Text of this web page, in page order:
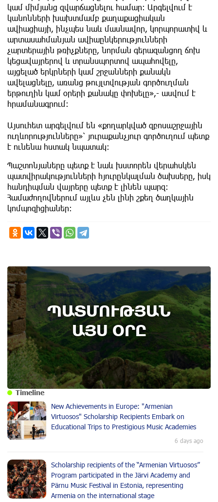
կամ միմյանց զվարճացնելու համար: Արգելվում է
կանոնների խախտմամբ քաղաքացիական
ավիացիայի, ինչպես նաև մասնավոր, կորպորատիվ և
արտասահմանյան ավիաընկերությունների
չարտերային թռիչքները, նորման գերազանցող ճոխ
կեցավայրերով և տրանսպորտով ապահովելը,
այցելած երկրների կամ շրջանների քանակն
ավելացնելը, առանց թույլտվության գործուղման
երթուղին կամ օրերի քանակը փոխելը»,- ասվում է
հրամանագրում։
Այսուհետ արգելվում են «քողարկված զբոսաշրջային
ուղևորությունները»՝ յուրաքանչյուր գործուղում պետք
է ունենա հստակ նպատակ։
Պաշտոնյաները պետք է նաև խստորեն վերահսկեն
պատվիրակությունների հյուրընկալման ծախսերը, իսկ
հանդիպման վայրերը պետք է լինեն պարզ:
Համաժողովներում այլևս չեն լինի շքեղ ծաղկային
կոմպոզիցիաներ:
ՊԱՏՄՈՒԹՅԱՆ
ԱՅՍ ՕՐԸ
Timeline
New Achievements in Europe: "Armenian
Virtuosos" Scholarship Recipients Embark on
Educational Trips to Prestigious Music Academies
6 days ago
Scholarship recipients of the “Armenian Virtuosos”
Program participated in the Järvi Academy and
Pärnu Music Festival in Estonia, representing
Armenia on the international stage